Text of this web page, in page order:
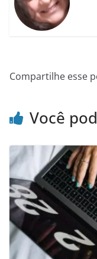
Compartilhe esse
Você